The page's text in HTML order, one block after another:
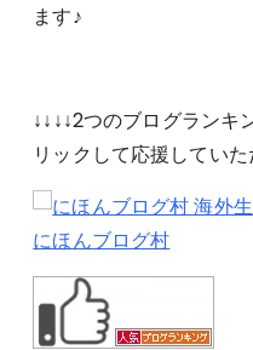
ます♪
↓↓↓↓2つのブログランキ
リックして応援してい
にほんブログ村